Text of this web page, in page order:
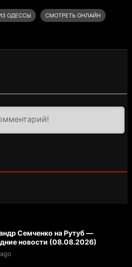
ОДЕССЫ СМОТРЕТЬ ОНЛАЙН
Семченко на Рутуб —
новости (08.08.2026)